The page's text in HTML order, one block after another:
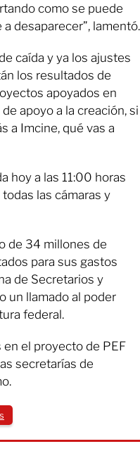
como se puede
desaparecer”, lamentó.
caída y ya los ajustes
los resultados de
apoyados en
apoyo a la creación, si
a Imcine, qué vas a
hoy a las 11:00 horas
las cámaras y
de 34 millones de
para sus gastos
de Secretarios y
un llamado al poder
federal.
en el proyecto de PEF
secretarías de